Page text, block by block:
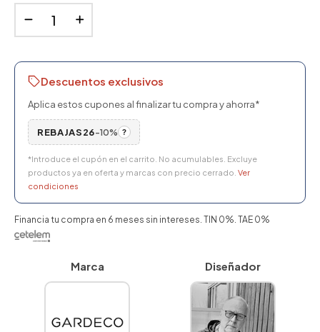
Descuentos exclusivos
Aplica estos cupones al finalizar tu compra y ahorra*
REBAJAS26-10% ?
*Introduce el cupón en el carrito. No acumulables. Excluye
productos ya en oferta y marcas con precio cerrado. Ver
condiciones
Financia tu compra en 6 meses sin intereses. TIN 0%. TAE 0%
Marca Diseñador